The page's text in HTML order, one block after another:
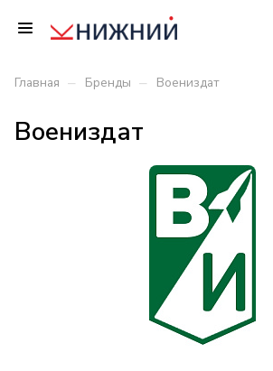
Главная – Бренды – Воениздат
Воениздат